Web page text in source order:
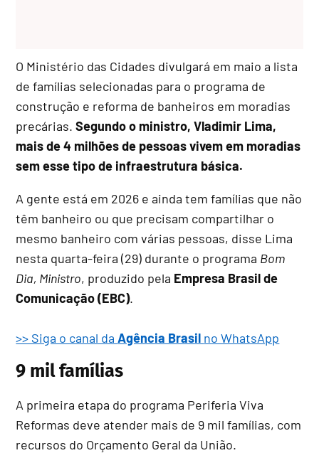
O Ministério das Cidades divulgará em maio a lista
de famílias selecionadas para o programa de
construção e reforma de banheiros em moradias
precárias.Segundo o ministro, Vladimir Lima,
mais de 4 milhões de pessoas vivem em moradias
sem esse tipo de infraestrutura básica.
A gente está em 2026 e ainda tem famílias que não
têm banheiro ou que precisam compartilhar o
mesmo banheiro com várias pessoas, disse Lima
nesta quarta-feira (29) durante o programa Bom
Dia, Ministro, produzido pela Empresa Brasil de
Comunicação (EBC).
>> Siga o canal daAgência Brasil no WhatsApp
9 mil famílias
A primeira etapa do programa Periferia Viva
Reformas deve atender mais de 9 mil famílias, com
recursos do Orçamento Geral da União.